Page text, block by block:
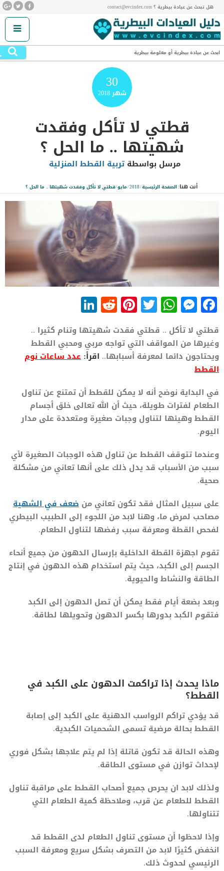
هل تبحث عن عيادة بيطرية ؟ contact@evcindex.com
ابحث عن عيادة بيطرية أو معلومة بيطرية
30
شهر2018
قطتي لا تأكل وفقدت
شهيتها .. ما الحل ؟
مرسل بواسطةتربية القطط المنزلية
أنت هنا:الصفحة الرئيسية/
2018
/مايو/قطتي لا تأكل وفقدت شهيتها .. ما الحل ؟
Facebook
Messenger
WhatsApp
Twitter
Pinterest
Reddit
قطتي لا تأكل .. قطتي فقدت شهيتها وتنام كثيرا ..
وغيرها من المواقف التي تواجه مربي ومحبي القطط
ويحتاجون دائما لمعرفة أسبابها.. اقرأ: عدد ساعات نوم
القطط
في البداية نوضح أنه لا يمكن للقطط أن تمتنع عن تناول
الطعام لفترات طويلة، حيث أن الله تعالى خلق أجسام
القطط وهيئها لتناول وجبات صغيرة ومتعددة على مدار
اليوم.
وعندما تتوقف القطط عن تناول هذه الوجبات الصغيرة لأي
سبب من الأسباب قد يدل ذلك على أنها تعاني من مشكلة
صحية.
على سبيل المثال فقد تكون تعاني من ضعف في الشهية
مصاحب لمرض ما، وهنا لابد من اللجوء إلى الطبيب البيطري
لفحص القطة ومعرفة سبب رفضها لتناول الطعام.
تقوم اجهزة القطة الداخلية بإرسال الدهون من جميع أنحاء
الجسم إلى الكبد، حيث يتم استخدام هذه الدهون في إنتاج
الطاقة والنشاط والحيوية.
وبعد بضعة أيام فقط يمكن أن تصل الدهون إلى الكبد
فتقوم الكبد بدورها بكسر الدهون وتحويلها لطاقة.
ماذا يحدث إذا تراكمت الدهون على الكبد في
القطط؟
قد يؤدي تراكم الرواسب الدهنية على الكبد إلى إصابة
القطط بحالة مرضية تسمى الشحميات الكبدية.
وهذه الحالة قد تكون قاتلة إذا لم يتم علاجها بشكل فوري
لإحداث توازن في مستوى الطاقة.
ولذلك لابد ان يحرص جميع أصحاب القطط على مراقبة تناول
القطط للطعام عن قرب، وملاحظة كمية الطعام التي
تتناولها.
وإذا لاحظوا أن مستوى تناول الطعام لدى القطط قد
انخفض كثيرًا لابد من التصرف بشكل سريع ومعرفة السبب
الرئيسي لحدوث ذلك.